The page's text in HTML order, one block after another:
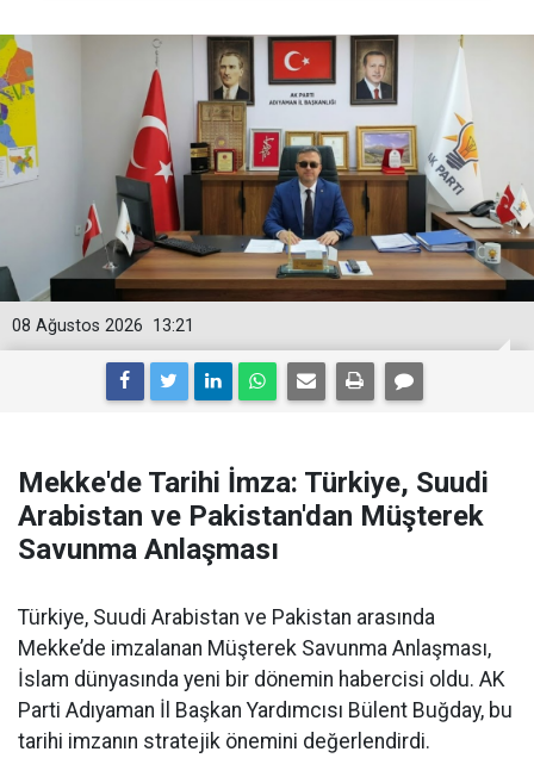
13:21
08 Ağustos 2026
Mekke'de Tarihi İmza: Türkiye, Suudi
Arabistan ve Pakistan'dan Müşterek
Savunma Anlaşması
Türkiye, Suudi Arabistan ve Pakistan arasında
Mekke’de imzalanan Müşterek Savunma Anlaşması,
İslam dünyasında yeni bir dönemin habercisi oldu. AK
Parti Adıyaman İl Başkan Yardımcısı Bülent Buğday, bu
tarihi imzanın stratejik önemini değerlendirdi.